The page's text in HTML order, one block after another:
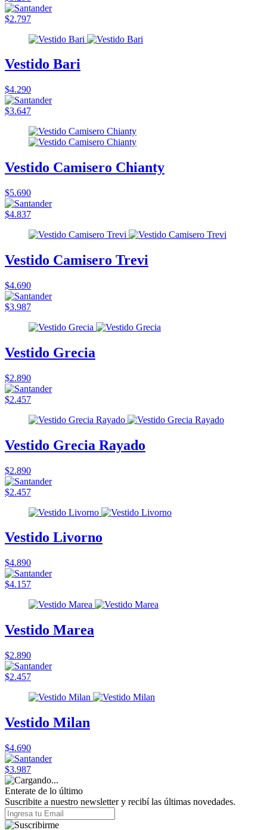
$2.797
Vestido Bari
$4.290
$3.647
Vestido Camisero Chianty
$5.690
$4.837
Vestido Camisero Trevi
$4.690
$3.987
Vestido Grecia
$2.890
$2.457
Vestido Grecia Rayado
$2.890
$2.457
Vestido Livorno
$4.890
$4.157
Vestido Marea
$2.890
$2.457
Vestido Milan
$4.690
$3.987
Enterate de lo último
Suscribite a nuestro newsletter y recibí las últimas novedades.